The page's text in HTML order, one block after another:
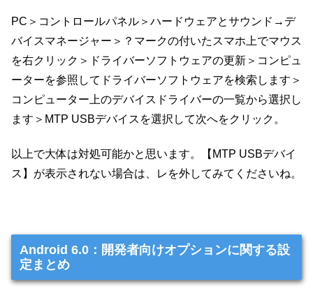
PC＞コントロールパネル＞ハードウェアとサウンド→デ
バイスマネージャー＞？マークの付いたスマホ上でマウス
を右クリック＞ドライバーソフトウェアの更新＞コンピュ
ーターを参照してドライバーソフトウェアを検索します＞
コンピューター上のデバイスドライバーの一覧から選択し
ます＞MTP USBデバイスを選択して次へをクリック。
以上で大体は対処可能かと思います。【MTP USBデバイ
ス】が表示されない場合は、レを外してみてくださいね。
Android 6.0：開発者向けオプションに関する設
定まとめ